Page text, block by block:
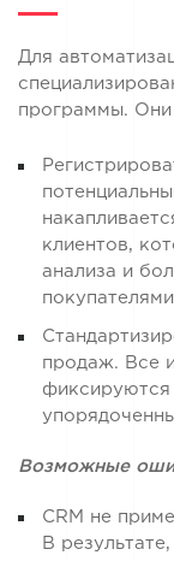
Для
программы. Они
клиентов,
анализа и
продаж. Все
фиксируются
Возможные
CRM
не
В